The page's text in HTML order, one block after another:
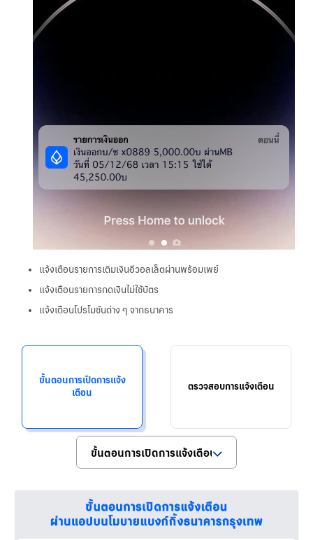
แจ้งเตือนรายการเติมเงินอีวอลเล็ตผ่านพร้อมเพย์
แจ้งเตือนรายการกดเงินไม่ใช้บัตร
แจ้งเตือนโปรโมชันต่าง ๆ จากธนาคาร
ขั้นตอนการเปิดการแจ้ง
เตือน
ตรวจสอบการแจ้งเตือน